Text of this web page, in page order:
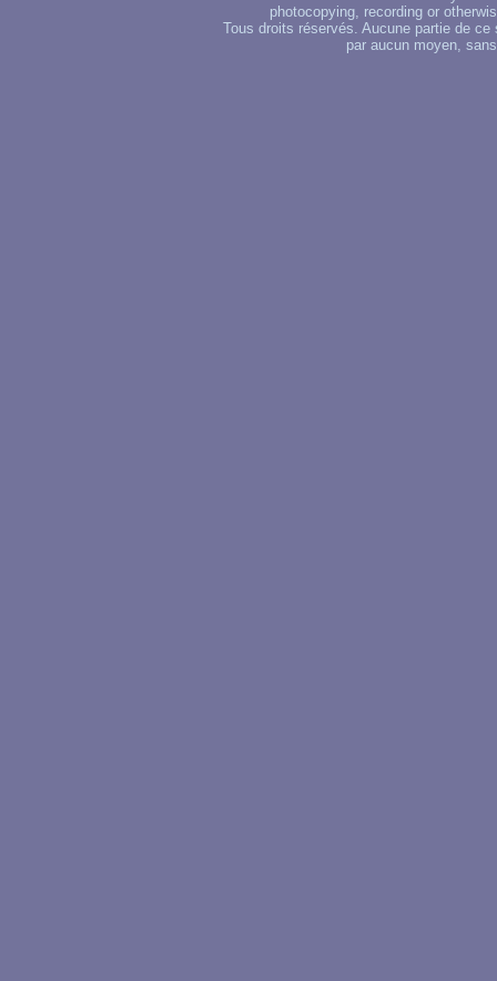
photocopying, recording or
Tous droits réservés. Aucune partie de
par aucun moyen,